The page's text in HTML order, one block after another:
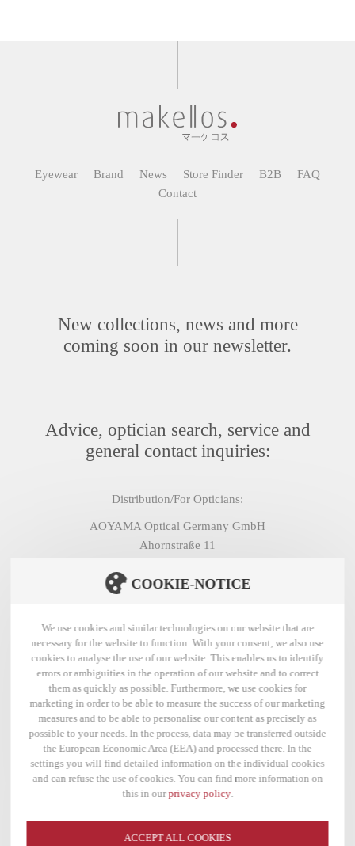
Eyewear Brand News Store Finder B2B
FAQ
Contact
New collections, news and more
coming soon in our newsletter.
Advice, optician search, service and
general contact inquiries:
Distribution/For Opticians:
AOYAMA Optical Germany GmbH
Ahornstraße 11
Germany
Contact:
T:
+49 (0) 331 979 99 40
F:+49 (0) 331 979 99 420
E:post@makellos-eyewear.de
MAKELLOS ON INSTAGRAM
MAKELLOS ON FACEBOOK
COOKIE-NOTICE
We use cookies and similar technologies on our website that are
necessary for the website to function. With your consent, we also use
cookies to analyse the use of our website. This enables us to identify
errors or ambiguities in the operation of our website and to correct
them as quickly as possible. Furthermore, we use cookies for
marketing in order to be able to measure the success of our marketing
measures and to be able to personalise our content as precisely as
possible to your needs. In the process, data may be transferred outside
the European Economic Area (EEA) and processed there. In the
settings you will find detailed information on the individual cookies
and can refuse the use of cookies. You can find more information on
this in ourprivacy policy.
ACCEPT ALL COOKIES